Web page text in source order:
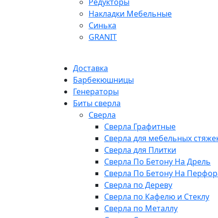
Накладки Мебельные
Синька
GRANIT
Доставка
Барбекюшницы
Генераторы
Биты сверла
Сверла
Сверла Графитные
Сверла для мебельных
Сверла для Плитки
Сверла По Бетону На Дрель
Сверла По Бетону На
Сверла по Дереву
Сверла по Кафелю и Стеклу
Сверла по Металлу